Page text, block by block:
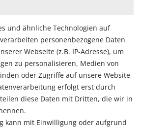
und ähnliche Technologien auf
personenbezogene Daten
Webseite (z.B. IP-Adresse), um
zu personalisieren, Medien von
oder Zugriffe auf unsere Website
erfolgt erst durch
diese Daten mit Dritten, die wir in
kann mit Einwilligung oder aufgrund